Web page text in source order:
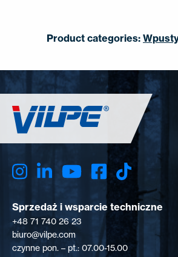
Product categories:
Sprzedaż i wsparcie techniczne
+48 71 740 26 23
biuro@vilpe.com
czynne pon. – pt.: 07.00-15.00